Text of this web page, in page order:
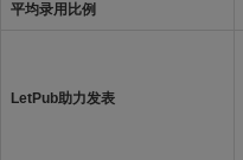
平均录用比例
LetPub助力发表